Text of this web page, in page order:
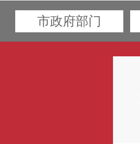
市政府部门